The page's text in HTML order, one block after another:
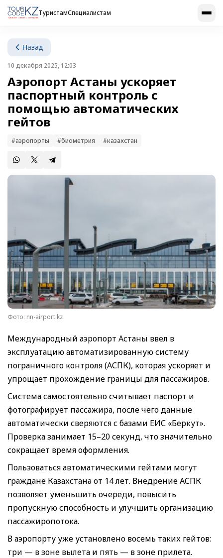
ТуристамСпециалистам
Назад
10 декабря 2025, 12:03
Аэропорт Астаны ускоряет
паспортный контроль с
помощью автоматических
гейтов
#аэропорты #биометрия #казахстан
Фото: nn-airport.kz
Международный аэропорт Астаны ввел в
эксплуатацию автоматизированную систему
пограничного контроля (АСПК), которая ускоряет и
упрощает прохождение границы для пассажиров.
Система самостоятельно считывает паспорт и
фотографирует пассажира, после чего данные
автоматически сверяются с базами ЕИС «Беркут».
Проверка занимает 15–20 секунд, что значительно
сокращает время оформления.
Пользоваться автоматическими гейтами могут
граждане Казахстана от 14 лет. Внедрение АСПК
позволяет уменьшить очереди, повысить
пропускную способность и улучшить организацию
пассажиропотока.
В аэропорту уже установлено восемь таких гейтов:
три — в зоне вылета и пять — в зоне прилета.